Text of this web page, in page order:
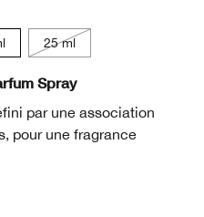
25 ml
Spray
par une association
pour une fragrance